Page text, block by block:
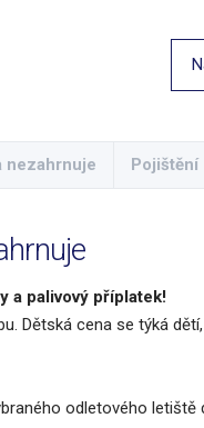
nezahrnuje Pojištění
a palivový příplatek!
Dětská cena se týká
odletového